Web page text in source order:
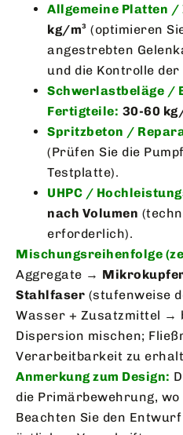
Allgemeine Platten
kg/m³ (optimieren
angestrebten
und die Kontrolle der
Schwerlastbeläge /
Fertigteile: 30-60
Spritzbeton /
(Prüfen Sie die
Testplatte).
UHPC /
nach Volumen
erforderlich).
Mischungsreihenfolge
Aggregate →
Stahlfaser (stufenweise
Wasser + Zusatzmittel →
Dispersion mischen;
Verarbeitbarkeit zu
Anmerkung zum Design:
die Primärbewehrung,
Beachten Sie den